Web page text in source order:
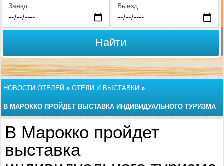
Заезд Выезд
Найти
НОВОСТИ ОТЕЛЕЙ » ОТЕЛИ И ВЫСТАВКИ »
В МАРОККО ПРОЙДЕТ ВЫСТАВКА ИНДИВИДУАЛЬНОГО ТУРИЗМА
В Марокко пройдет
выставка